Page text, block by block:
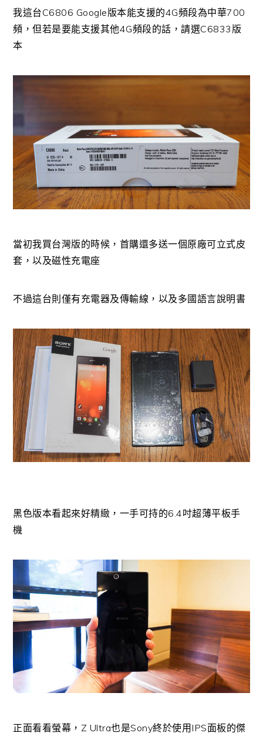
我這台C6806 Google版本能支援的4G頻段為中華700
頻，但若是要能支援其他4G頻段的話，請選C6833版
本
當初我買台灣版的時候，首購還多送一個原廠可立式皮
套，以及磁性充電座
不過這台則僅有充電器及傳輸線，以及多國語言說明書
黑色版本看起來好精緻，一手可持的6.4吋超薄平板手
機
正面看看螢幕，Z Ultra也是Sony終於使用IPS面板的傑